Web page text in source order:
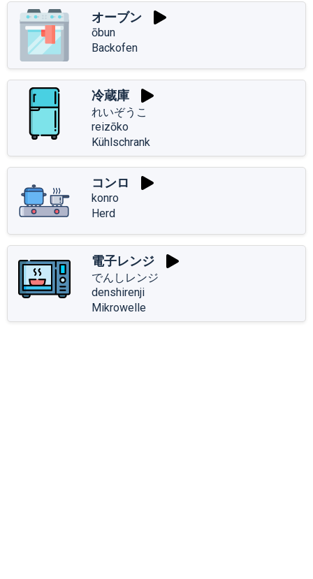
オーブン
ōbun
Backofen
冷蔵庫
れいぞうこ
reizōko
Kühlschrank
コンロ
konro
Herd
電子レンジ
でんしレンジ
denshirenji
Mikrowelle